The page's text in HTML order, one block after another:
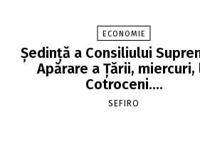
ECONOMIE
Şedinţă a Consiliului
Apărare a Ţării, miercuri,
Cotroceni….
SEFIRO